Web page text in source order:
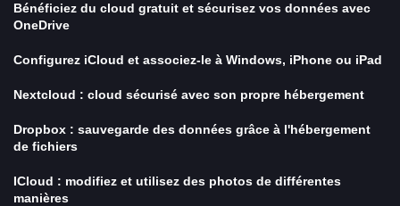
Bénéficiez du cloud gratuit et sécurisez vos données avec
OneDrive
Configurez iCloud et associez-le à Windows, iPhone ou iPad
Nextcloud : cloud sécurisé avec son propre hébergement
Dropbox : sauvegarde des données grâce à l'hébergement
de fichiers
ICloud : modifiez et utilisez des photos de différentes
manières